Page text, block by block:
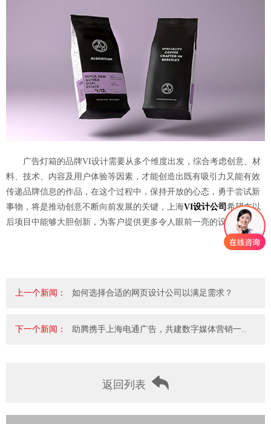
广告灯箱的品牌VI设计需要从多个维度出发，综合考虑创意、材
料、技术、内容及用户体验等因素，才能创造出既有吸引力又能有效
传递品牌信息的作品，在这个过程中，保持开放的心态，勇于尝试新
事物，将是推动创意不断向前发展的关键，上海VI设计公司 希望在以
后项目中能够大胆创新，为客户提供更多令人眼前一亮的设计方案。
上一个新闻： 如何选择合适的网页设计公司以满足需求？
下一个新闻： 助腾携手上海电通广告，共建数字媒体营销一..
返回列表